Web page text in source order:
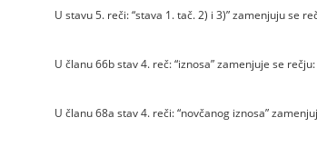
U stavu 5. reči: “stava 1. tač. 2) i 3)” zamenjuju se
U članu 66b stav 4. reč: “iznosa” zamenjuje se rečju:
U članu 68a stav 4. reči: “novčanog iznosa”